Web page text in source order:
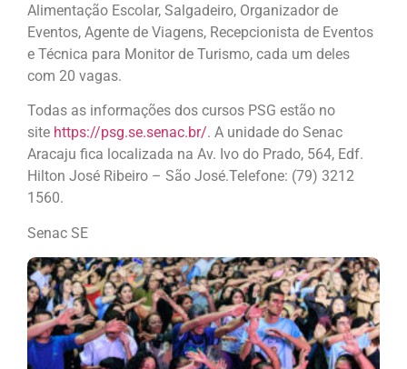
Alimentação Escolar, Salgadeiro, Organizador de
Eventos, Agente de Viagens, Recepcionista de Eventos
e Técnica para Monitor de Turismo, cada um deles
com 20 vagas.
Todas as informações dos cursos PSG estão no
site https://psg.se.senac.br/. A unidade do Senac
Aracaju fica localizada na Av. Ivo do Prado, 564, Edf.
Hilton José Ribeiro – São José.Telefone: (79) 3212
1560.
Senac SE